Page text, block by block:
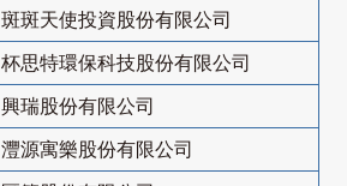
斑斑天使投資股份有限公司
杯思特環保科技股份有限公司
興瑞股份有限公司
灃源寓樂股份有限公司